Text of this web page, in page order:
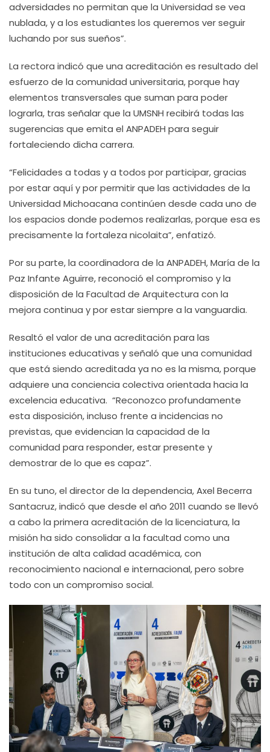
adversidades no permitan que la Universidad se vea
nublada, y a los estudiantes los queremos ver seguir
luchando por sus sueños”.
La rectora indicó que una acreditación es resultado del
esfuerzo de la comunidad universitaria, porque hay
elementos transversales que suman para poder
lograrla, tras señalar que la UMSNH recibirá todas las
sugerencias que emita el ANPADEH para seguir
fortaleciendo dicha carrera.
“Felicidades a todas y a todos por participar, gracias
por estar aquí y por permitir que las actividades de la
Universidad Michoacana continúen desde cada uno de
los espacios donde podemos realizarlas, porque esa es
precisamente la fortaleza nicolaita”, enfatizó.
Por su parte, la coordinadora de la ANPADEH, María de la
Paz Infante Aguirre, reconoció el compromiso y la
disposición de la Facultad de Arquitectura con la
mejora continua y por estar siempre a la vanguardia.
Resaltó el valor de una acreditación para las
instituciones educativas y señaló que una comunidad
que está siendo acreditada ya no es la misma, porque
adquiere una conciencia colectiva orientada hacia la
excelencia educativa. “Reconozco profundamente
esta disposición, incluso frente a incidencias no
previstas, que evidencian la capacidad de la
comunidad para responder, estar presente y
demostrar de lo que es capaz”.
En su tuno, el director de la dependencia, Axel Becerra
Santacruz, indicó que desde el año 2011 cuando se llevó
a cabo la primera acreditación de la licenciatura, la
misión ha sido consolidar a la facultad como una
institución de alta calidad académica, con
reconocimiento nacional e internacional, pero sobre
todo con un compromiso social.